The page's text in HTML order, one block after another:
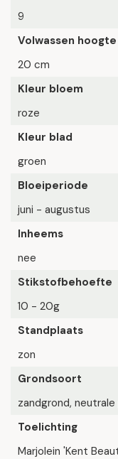
9
Volwassen hoogte
20 cm
Kleur bloem
roze
Kleur blad
groen
Bloeiperiode
juni - augustus
Inheems
nee
Stikstofbehoefte
10 - 20g
Standplaats
zon
Grondsoort
zandgrond,
Toelichting
Marjolein 'Kent